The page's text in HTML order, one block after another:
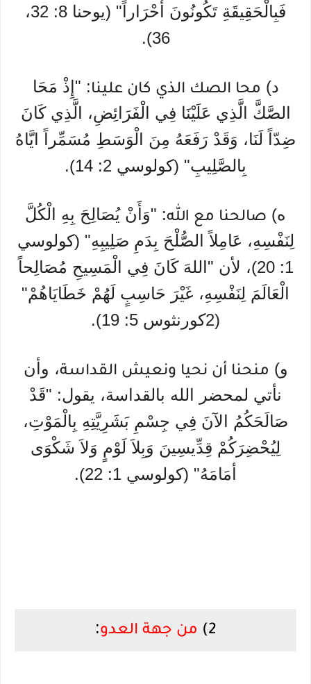
فَبِالْحَقِيقَةِ تَكُونُونَ أَحْرَاراً" (يوحنا 8: 32،
36).
د) محا الصك الذي كان علينا: "إِذْ مَحَا
الصَّكَّ الَّذِي عَلَيْنَا فِي الْفَرَائِضِ، الَّذِي كَانَ
ضِدّاً لَنَا، وَقَدْ رَفَعَهُ مِنَ الْوَسَطِ مُسَمِّراً ايَّاهُ
بِالصَّلِيبِ" (كولوسي 2: 14).
ه) صالحنا مع الله: "وَأَنْ يُصَالِحَ بِهِ الْكُلَّ
لِنَفْسِهِ، عَامِلاً الصُّلْحَ بِدَمِ صَلِيبِهِ" (كولوسي
1: 20)، لأن "اللهَ كَانَ فِي الْمَسِيحِ مُصَالِحاً
الْعَالَمَ لِنَفْسِهِ، غَيْرَ حَاسِبٍ لَهُمْ خَطَايَاهُمْ"
(2كورنثوس 5: 19).
و) منحنا أن نحيا ونعيش القداسة، وأن
نأتي لمحضر الله بالقداسة، يقول: "قَدْ
صَالَحَكُمُ الآنَ فِي جِسْمِ بَشَرِيَّتِهِ بِالْمَوْتِ،
لِيُحْضِرَكُمْ قِدِّيسِينَ وَبِلاَ لَوْمٍ وَلاَ شَكْوَى
أمَامَهُ" (كولوسي 1: 22).
2) من جهة العدو: